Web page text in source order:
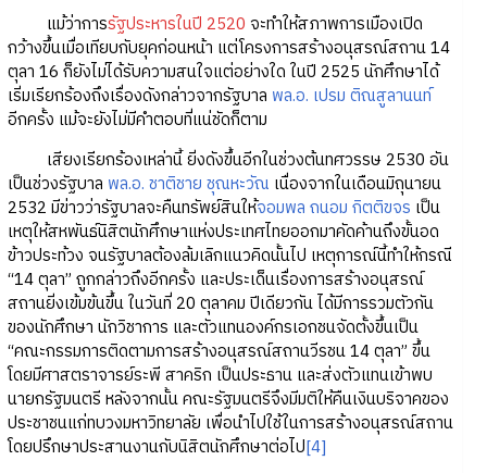
แม้ว่าการรัฐประหารในปี 2520 จะทำให้สภาพการเมืองเปิด
กว้างขึ้นเมื่อเทียบกับยุคก่อนหน้า แต่โครงการสร้างอนุสรณ์สถาน 14
ตุลา 16 ก็ยังไม่ได้รับความสนใจแต่อย่างใด ในปี 2525 นักศึกษาได้
เริ่มเรียกร้องถึงเรื่องดังกล่าวจากรัฐบาล พล.อ. เปรม ติณสูลานนท์
อีกครั้ง แม้จะยังไม่มีคำตอบที่แน่ชัดก็ตาม
เสียงเรียกร้องเหล่านี้ ยิ่งดังขึ้นอีกในช่วงต้นทศวรรษ 2530 อัน
เป็นช่วงรัฐบาล พล.อ. ชาติชาย ชุณหะวัณ เนื่องจากในเดือนมิถุนายน
2532 มีข่าวว่ารัฐบาลจะคืนทรัพย์สินให้จอมพล ถนอม กิตติขจร เป็น
เหตุให้สหพันธ์นิสิตนักศึกษาแห่งประเทศไทยออกมาคัดค้านถึงขั้นอด
ข้าวประท้วง จนรัฐบาลต้องล้มเลิกแนวคิดนั้นไป เหตุการณ์นี้ทำให้กรณี
“14 ตุลา” ถูกกล่าวถึงอีกครั้ง และประเด็นเรื่องการสร้างอนุสรณ์
สถานยิ่งเข้มข้นขึ้น ในวันที่ 20 ตุลาคม ปีเดียวกัน ได้มีการรวมตัวกัน
ของนักศึกษา นักวิชาการ และตัวแทนองค์กรเอกชนจัดตั้งขึ้นเป็น
“คณะกรรมการติดตามการสร้างอนุสรณ์สถานวีรชน 14 ตุลา” ขึ้น
โดยมีศาสตราจารย์ระพี สาคริก เป็นประธาน และส่งตัวแทนเข้าพบ
นายกรัฐมนตรี หลังจากนั้น คณะรัฐมนตรีจึงมีมติให้คืนเงินบริจาคของ
ประชาชนแก่ทบวงมหาวิทยาลัย เพื่อนำไปใช้ในการสร้างอนุสรณ์สถาน
โดยปรึกษาประสานงานกับนิสิตนักศึกษาต่อไป[4]